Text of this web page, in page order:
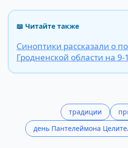
📖 Читайте также
Синоптики рассказали о
Гродненской области на 9-
традиции
день Пантелеймона